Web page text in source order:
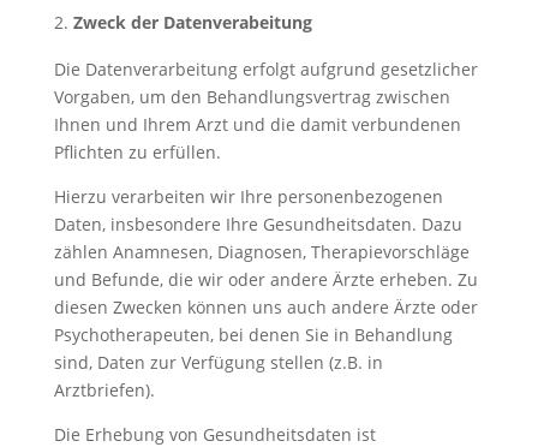
Zweck der Datenverabeitung
Die Datenverarbeitung erfolgt aufgrund gesetzlicher
Vorgaben, um den Behandlungsvertrag zwischen
Ihnen und Ihrem Arzt und die damit verbundenen
Pflichten zu erfüllen.
Hierzu verarbeiten wir Ihre personenbezogenen
Daten, insbesondere Ihre Gesundheitsdaten. Dazu
zählen Anamnesen, Diagnosen, Therapievorschläge
und Befunde, die wir oder andere Ärzte erheben. Zu
diesen Zwecken können uns auch andere Ärzte oder
Psychotherapeuten, bei denen Sie in Behandlung
sind, Daten zur Verfügung stellen (z.B. in
Arztbriefen).
Die Erhebung von Gesundheitsdaten ist